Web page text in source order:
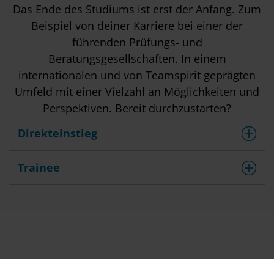
Das Ende des Studiums ist erst der Anfang. Zum
Beispiel von deiner Karriere bei einer der
führenden Prüfungs- und
Beratungsgesellschaften. In einem
internationalen und von Teamspirit geprägten
Umfeld mit einer Vielzahl an Möglichkeiten und
Perspektiven. Bereit durchzustarten?
Direkteinstieg
Trainee